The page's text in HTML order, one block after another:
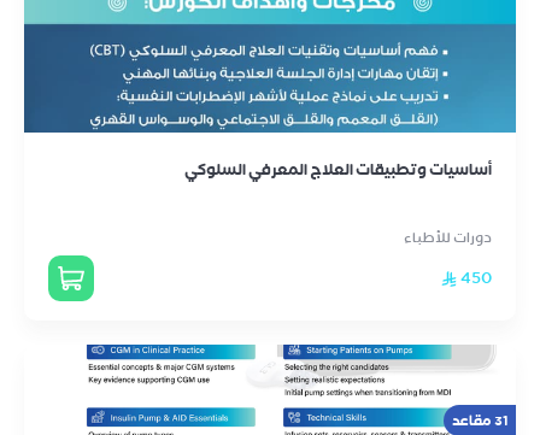
أساسيات وتطبيقات العلاج المعرفي السلوكي
دورات للأطباء
450
31 مقاعد